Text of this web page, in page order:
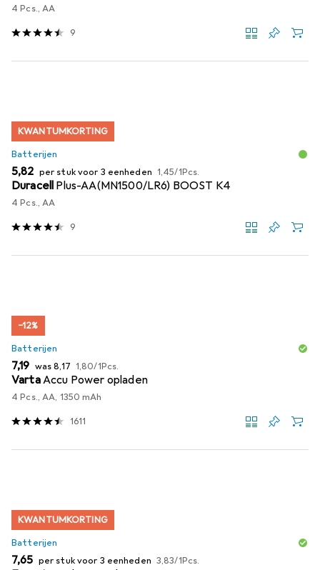
4 Pcs., AA
9
KWANTUMKORTING
Batterijen
EUR
5,82 per stuk voor 3 eenheden EUR
1,45/1Pcs.
Duracell Plus-AA(MN1500/LR6) BOOST K4
4 Pcs., AA
9
−12%
Batterijen
EUR
7,19 wasEUR
8,17 EUR
1,80/1Pcs.
VartaAccu Power opladen
4 Pcs., AA, 1350 mAh
1611
KWANTUMKORTING
Batterijen
EUR
7,65 per stuk voor 3 eenheden EUR
3,83/1Pcs.